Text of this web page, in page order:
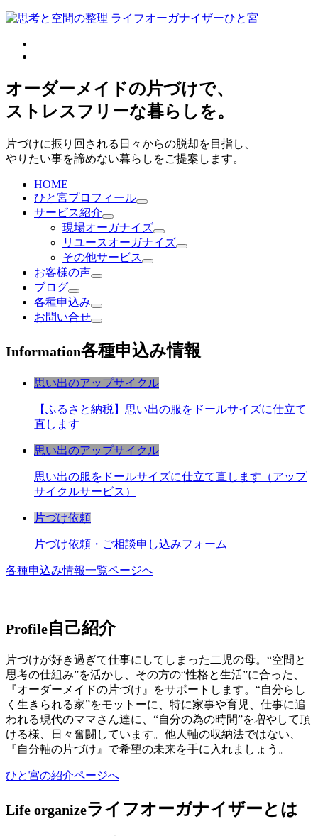
オーダーメイドの片づけで、
ストレスフリーな暮らしを。
片づけに振り回される日々からの脱却を目指し、
やりたい事を諦めない暮らしをご提案します。
HOME
ひと宮プロフィール
サービス紹介
現場オーガナイズ
リユースオーガナイズ
その他サービス
お客様の声
ブログ
各種申込み
お問い合せ
Information各種申込み情報
思い出のアップサイクル
【ふるさと納税】思い出の服をドールサイズに仕立て
直します
思い出のアップサイクル
思い出の服をドールサイズに仕立て直します（アップ
サイクルサービス）
片づけ依頼
片づけ依頼・ご相談申し込みフォーム
各種申込み情報一覧ページへ
Profile自己紹介
片づけが好き過ぎて仕事にしてしまった二児の母。“空間と
思考の仕組み”を活かし、その方の“性格と生活”に合った、
『オーダーメイドの片づけ』をサポートします。“自分らし
く生きられる家”をモットーに、特に家事や育児、仕事に追
われる現代のママさん達に、“自分の為の時間”を増やして頂
ける様、日々奮闘しています。他人軸の収納法ではない、
『自分軸の片づけ』で希望の未来を手に入れましょう。
ひと宮の紹介ページへ
Life organizeライフオーガナイザーとは